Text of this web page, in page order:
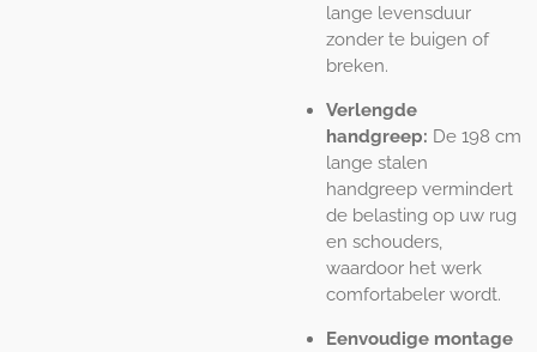
lange levensduur
zonder te buigen of
breken.
Verlengde
handgreep: De 198 cm
lange stalen
handgreep vermindert
de belasting op uw rug
en schouders,
waardoor het werk
comfortabeler wordt.
Eenvoudige montage